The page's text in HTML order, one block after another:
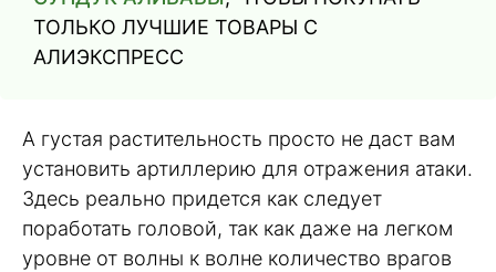
ТОЛЬКО ЛУЧШИЕ ТОВАРЫ С
АЛИЭКСПРЕСС
А густая растительность просто не даст вам
установить артиллерию для отражения атаки.
Здесь реально придется как следует
поработать головой, так как даже на легком
уровне от волны к волне количество врагов